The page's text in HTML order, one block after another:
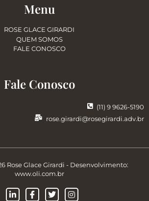
Menu
ROSE GLACE GIRARDI
QUEM SOMOS
FALE CONOSCO
Fale Conosco
(11) 9 9626-5190
rose.girardi@rosegirardi.adv.br
Rose Glace Girardi - Desenvolvimento:
www.oli.com.br